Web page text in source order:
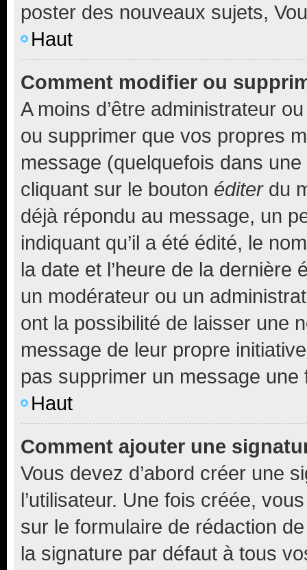
poster des nouveaux sujets,
Haut
Comment modifier ou
A moins d’être administrateur
ou supprimer que vos propres
message (quelquefois dans
cliquant sur le bouton éditerdu
déjà répondu au message, un
indiquant qu’il a été édité, le
la date et l’heure de la dernière
un modérateur ou un
ont la possibilité de laisser une
message de leur propre
pas supprimer un message une
Haut
Comment ajouter une
Vous devez d’abord créer une
l’utilisateur. Une fois créée,
sur le formulaire de rédaction
la signature par défaut à tous